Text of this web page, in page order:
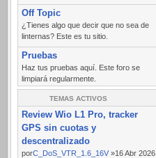
Off Topic
¿Tienes algo que decir que no sea de
linternas? Este es tu sitio.
Pruebas
Haz tus pruebas aquí. Este foro se
limpiará regularmente.
TEMAS ACTIVOS
Review Wio L1 Pro, tracker
GPS sin cuotas y
descentralizado
porC_DoS_VTR_1.6_16V »16 Abr 2026